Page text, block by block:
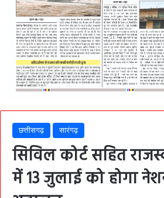
छत्तीसगढ़ सारंगढ़
सिविल कोर्ट सहित
में 13 जुलाई को होगा